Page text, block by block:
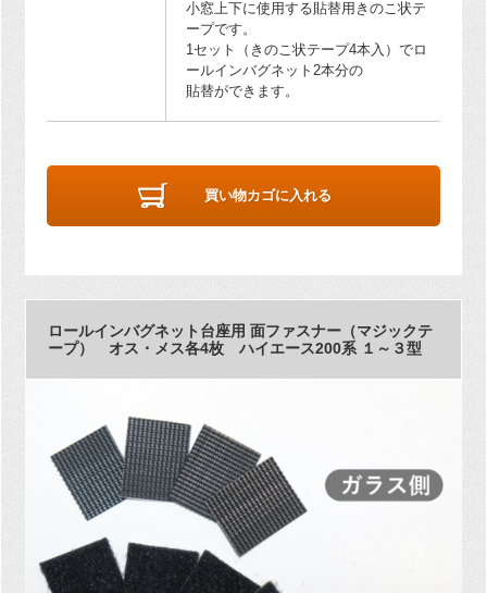
小窓上下に使用する貼替用きのこ状テ
ープです。
1セット（きのこ状テープ4本入）でロ
ールインバグネット2本分の
貼替ができます。
買い物カゴに入れる
ロールインバグネット台座用 面ファスナー（マジックテ
ープ） オス・メス各4枚 ハイエース200系 １～３型